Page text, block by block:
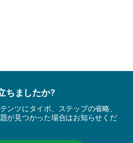
ちましたか?
ンツにタイポ、ステップの省略、
が見つかった場合はお知らせくだ